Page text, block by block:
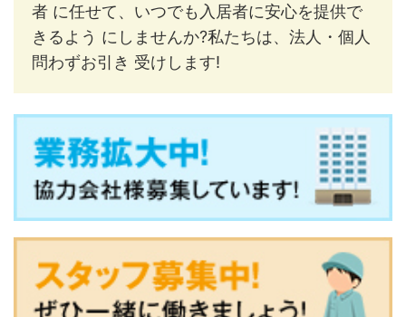
者 に任せて、いつでも入居者に安心を提供で
きるよう にしませんか?私たちは、法人・個人
問わずお引き 受けします!